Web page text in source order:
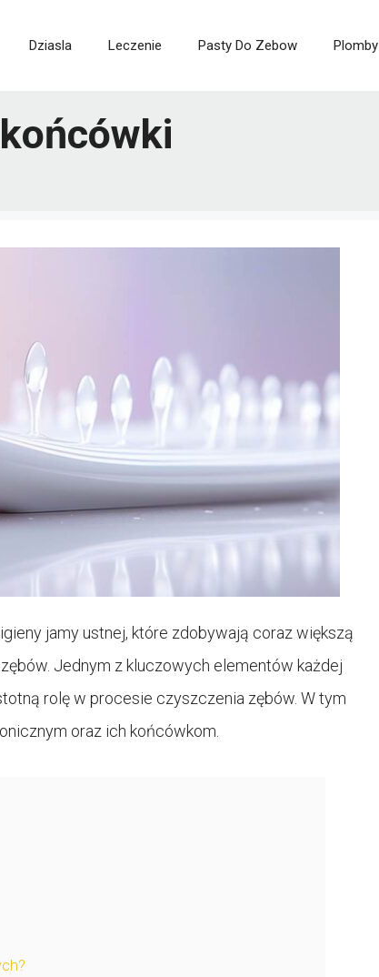
Dziasla Leczenie Pasty Do Zebow Plomby
jamy ustnej, które zdobywają coraz większą
Jednym z kluczowych elementów każdej
rolę w procesie czyszczenia zębów. W tym
oraz ich końcówkom.